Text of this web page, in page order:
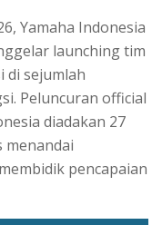
Yamaha Indonesia
launching tim
di sejumlah
Peluncuran official
diadakan 27
menandai
pencapaian